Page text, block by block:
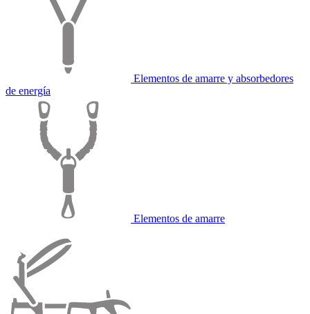
Elementos de amarre y absorbedores
de energía
Elementos de amarre